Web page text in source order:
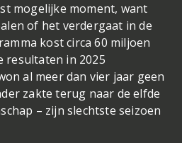
mogelijke moment, want
of het verdergaat in de
kost circa 60 miljoen
resultaten in 2025
al meer dan vier jaar geen
zakte terug naar de elfde
– zijn slechtste seizoen